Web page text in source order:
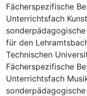
Fächerspezifische
Unterrichtsfach
für den
Technischen
Fächerspezifische
Unterrichtsfach